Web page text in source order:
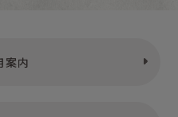
案内